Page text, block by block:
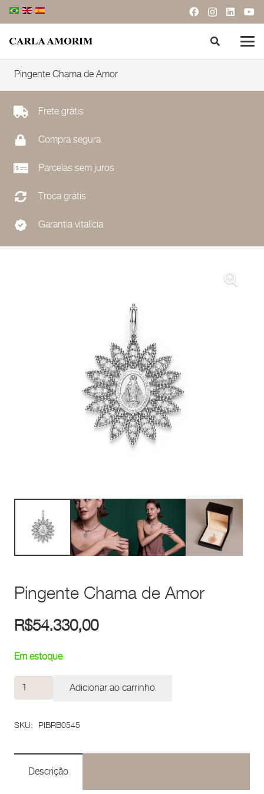
Pingente Chama de Amor
Frete grátis
Compra segura
Parcelas sem juros
Troca grátis
Garantia vitalícia
Pingente Chama de Amor
R$54.330,00
Em estoque
Pingente
Chama
Adicionar ao carrinho
SKU: PIBRB0545
Descrição